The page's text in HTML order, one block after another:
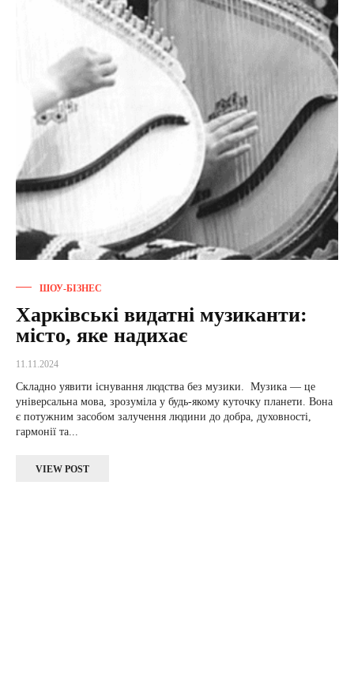
ШОУ-БІЗНЕС
Харківські видатні музиканти:
місто, яке надихає
11.11.2024
Складно уявити існування людства без музики. Музика — це
універсальна мова, зрозуміла у будь-якому куточку планети. Вона
є потужним засобом залучення людини до добра, духовності,
гармонії та...
VIEW POST